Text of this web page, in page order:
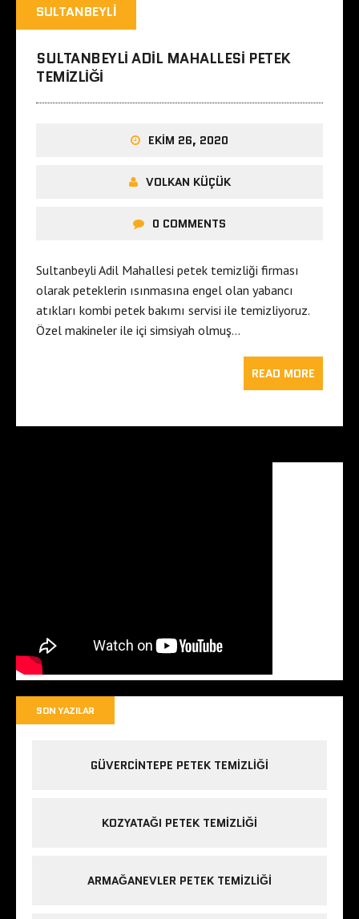
SULTANBEYLI
SULTANBEYLI ADIL MAHALLESI PETEK
TEMIZLIĞI
EKIM 26, 2020
VOLKAN KÜÇÜK
0 COMMENTS
Sultanbeyli Adil Mahallesi petek temizliği firması
olarak peteklerin ısınmasına engel olan yabancı
atıkları kombi petek bakımı servisi ile temizliyoruz.
Özel makineler ile içi simsiyah olmuş…
READ MORE
SON YAZILAR
GÜVERCINTEPE PETEK TEMIZLIĞI
KOZYATAĞI PETEK TEMIZLIĞI
ARMAĞANEVLER PETEK TEMIZLIĞI